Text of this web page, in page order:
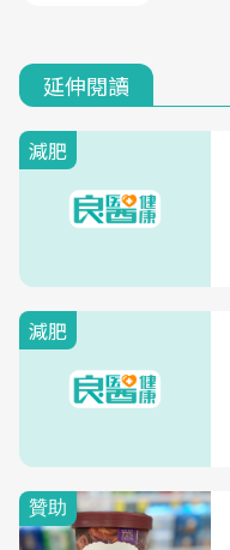
延伸閱讀
減肥
減肥